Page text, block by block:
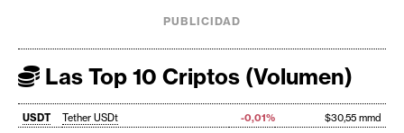
PUBLICIDAD
Las Top 10 Criptos (Volumen)
USDT Tether USDt -0,01%
$30,55 mmd